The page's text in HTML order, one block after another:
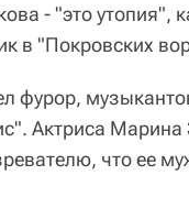
- "это утопия",
в "Покровских
фурор,
Актриса Марина
что ее